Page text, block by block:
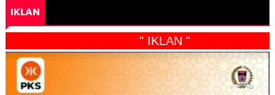
IKLAN
" IKLAN "